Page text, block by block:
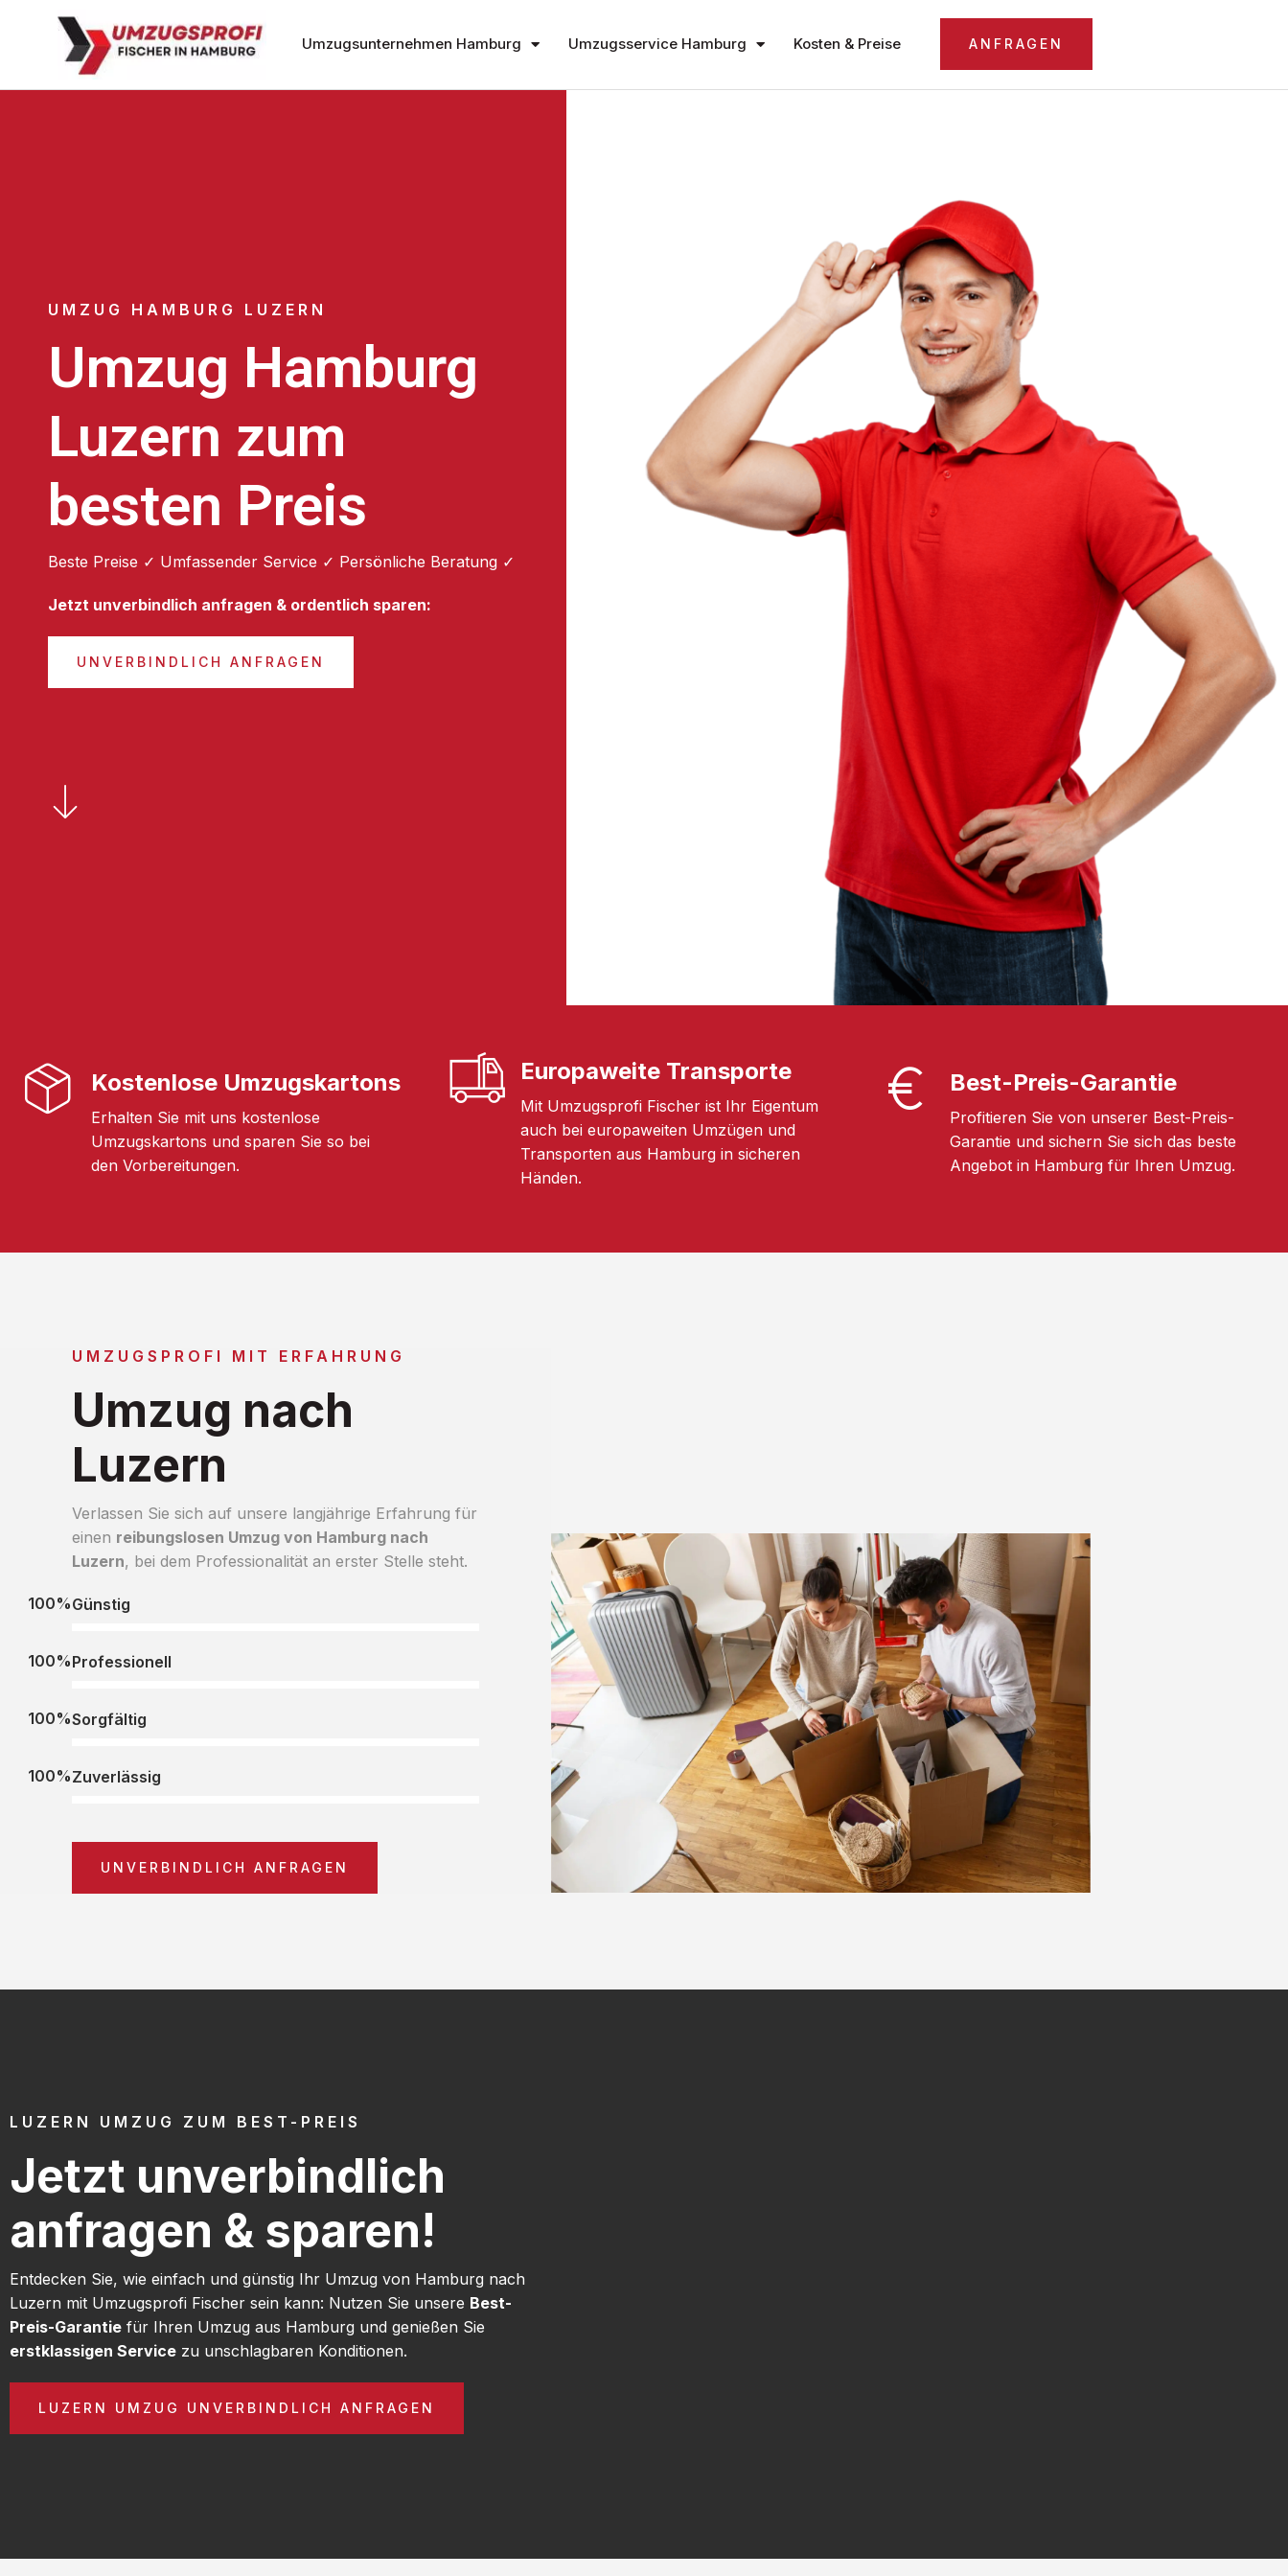
Umzugsunternehmen Hamburg Umzugsservice Hamburg Kosten & Preise ANFRAGEN
UMZUG HAMBURG LUZERN
Umzug Hamburg
Luzern zum
besten Preis
Beste Preise ✓ Umfassender Service ✓ Persönliche Beratung ✓
Jetzt unverbindlich anfragen & ordentlich sparen:
UNVERBINDLICH ANFRAGEN
Kostenlose Umzugskartons
Erhalten Sie mit uns kostenlose
Umzugskartons und sparen Sie so bei
den Vorbereitungen.
Europaweite Transporte
Mit Umzugsprofi Fischer ist Ihr Eigentum
auch bei europaweiten Umzügen und
Transporten aus Hamburg in sicheren
Händen.
Best-Preis-Garantie
Profitieren Sie von unserer Best-Preis-
Garantie und sichern Sie sich das beste
Angebot in Hamburg für Ihren Umzug.
UMZUGSPROFI MIT ERFAHRUNG
Umzug nach
Luzern
Verlassen Sie sich auf unsere langjährige Erfahrung für
einen reibungslosen Umzug von Hamburg nach
Luzern, bei dem Professionalität an erster Stelle steht.
Günstig
100%
Professionell
100%
Sorgfältig
100%
Zuverlässig
100%
UNVERBINDLICH ANFRAGEN
LUZERN UMZUG ZUM BEST-PREIS
Jetzt unverbindlich
anfragen & sparen!
Entdecken Sie, wie einfach und günstig Ihr Umzug von Hamburg nach
Luzern mit Umzugsprofi Fischer sein kann: Nutzen Sie unsere Best-
Preis-Garantie für Ihren Umzug aus Hamburg und genießen Sie
erstklassigen Service zu unschlagbaren Konditionen.
LUZERN UMZUG UNVERBINDLICH ANFRAGEN